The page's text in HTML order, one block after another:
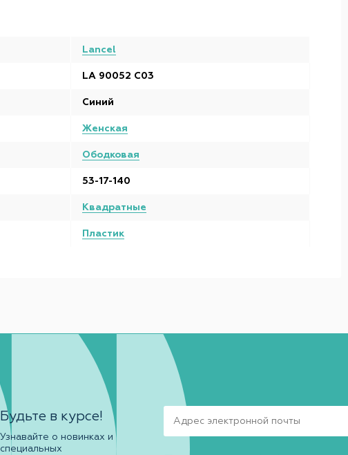
Lancel
LA 90052 С03
Синий
Женская
Ободковая
53-17-140
Квадратные
Пластик
Будьте в курсе!
Узнавайте о новинках и
специальных